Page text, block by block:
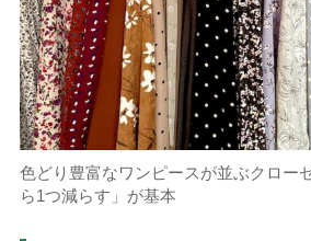
色どり豊富なワンピースが並ぶクロー
ら1つ減らす」が基本